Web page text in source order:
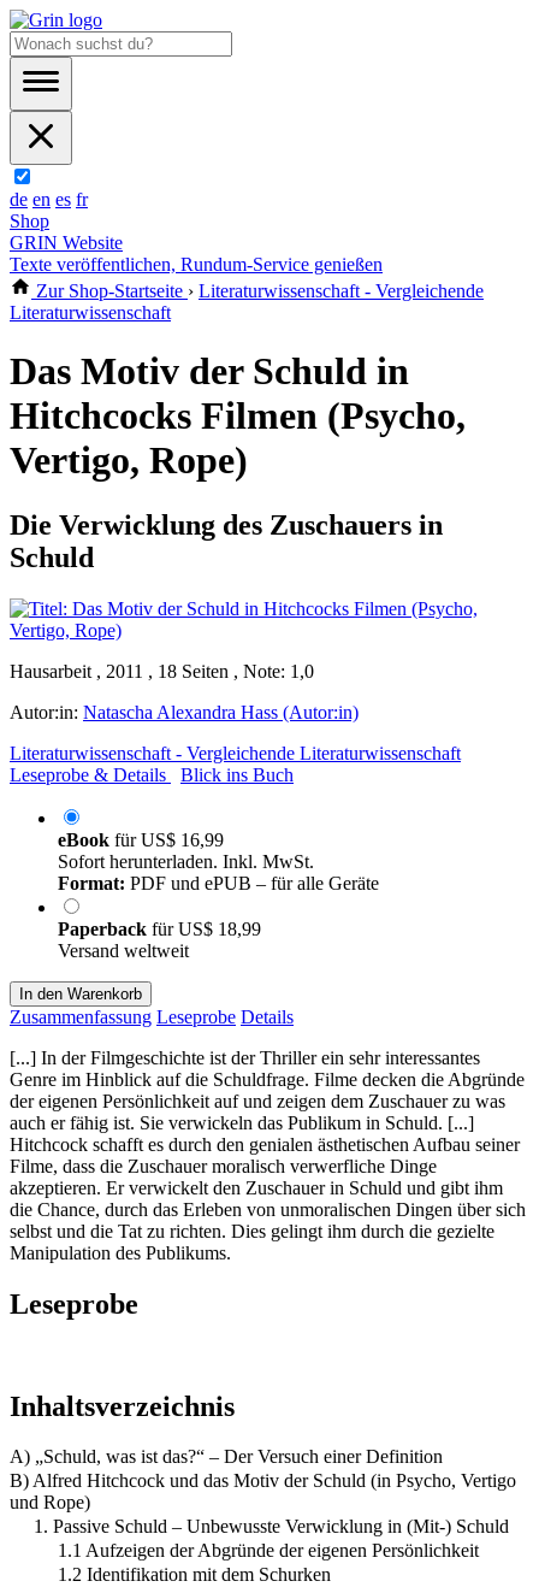
de en es fr
Shop
GRIN Website
Texte veröffentlichen, Rundum-Service genießen
Zur Shop-Startseite › Literaturwissenschaft - Vergleichende
Literaturwissenschaft
Das Motiv der Schuld in
Hitchcocks Filmen (Psycho,
Vertigo, Rope)
Die Verwicklung des Zuschauers in
Schuld
Hausarbeit , 2011 , 18 Seiten , Note: 1,0
Autor:in: Natascha Alexandra Hass (Autor:in)
Literaturwissenschaft - Vergleichende Literaturwissenschaft
Leseprobe & Details
Blick ins Buch
eBook fürUS$ 16,99
Sofort herunterladen. Inkl. MwSt.
Format: PDF und ePUB – für alle Geräte
Paperback fürUS$ 18,99
Versand weltweit
In den Warenkorb
Zusammenfassung Leseprobe Details
[...] In der Filmgeschichte ist der Thriller ein sehr interessantes
Genre im Hinblick auf die Schuldfrage. Filme decken die Abgründe
der eigenen Persönlichkeit auf und zeigen dem Zuschauer zu was
auch er fähig ist. Sie verwickeln das Publikum in Schuld. [...]
Hitchcock schafft es durch den genialen ästhetischen Aufbau seiner
Filme, dass die Zuschauer moralisch verwerfliche Dinge
akzeptieren. Er verwickelt den Zuschauer in Schuld und gibt ihm
die Chance, durch das Erleben von unmoralischen Dingen über sich
selbst und die Tat zu richten. Dies gelingt ihm durch die gezielte
Manipulation des Publikums.
Leseprobe
Inhaltsverzeichnis
A) „Schuld, was ist das?“ – Der Versuch einer Definition
B) Alfred Hitchcock und das Motiv der Schuld (in Psycho, Vertigo
und Rope)
1. Passive Schuld – Unbewusste Verwicklung in (Mit-) Schuld
1.1 Aufzeigen der Abgründe der eigenen Persönlichkeit
1.2 Identifikation mit dem Schurken